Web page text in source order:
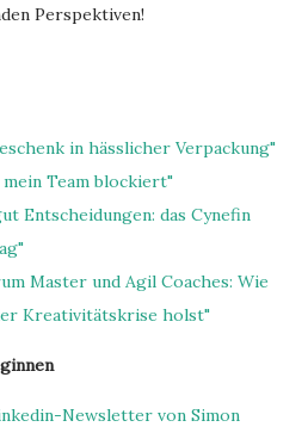
Perspektiven!
in hässlicher Verpackung"
Team blockiert"
Entscheidungen: das Cynefin
Master und Agil Coaches: Wie
Kreativitätskrise holst"
Newsletter von Simon